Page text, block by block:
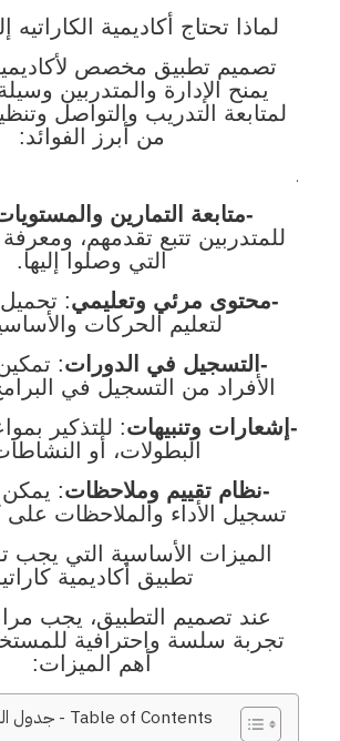
لماذا تحتاج أكاديمية
تصميم تطبيق مخصص لأكاديمية
يمنح الإدارة والمتدربين
لمتابعة التدريب والتواصل
من أبرز الفوائد:
.
-متابعة التمارين
للمتدربين تتبع تقدمهم،
التي وصلوا إليها.
-محتوى مرئي وتعليمي:
لتعليم الحركات
-التسجيل في الدورات:
الأفراد من التسجيل في
-إشعارات وتنبيهات: للتذكير
البطولات، أو
-نظام تقييم وملاحظات: يمكن
تسجيل الأداء والملاحظات
الميزات الأساسية التي يجب
تطبيق أكاديمية
عند تصميم التطبيق، يجب
تجربة سلسة واحترافية
أهم الميزات:
Table of Contents - جدول المحتوى